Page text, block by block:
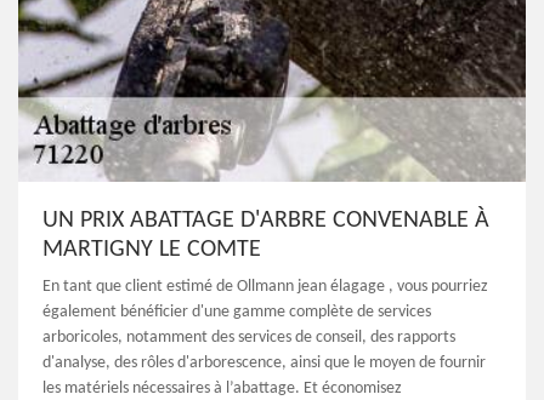
UN PRIX ABATTAGE D'ARBRE CONVENABLE À
MARTIGNY LE COMTE
En tant que client estimé de Ollmann jean élagage , vous pourriez
également bénéficier d'une gamme complète de services
arboricoles, notamment des services de conseil, des rapports
d'analyse, des rôles d'arborescence, ainsi que le moyen de fournir
les matériels nécessaires à l’abattage. Et économisez